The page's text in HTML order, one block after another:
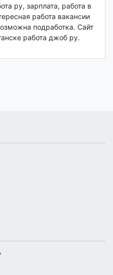
ру, зарплата, работа в
работа вакансии
подработка. Сайт
работа джоб ру.